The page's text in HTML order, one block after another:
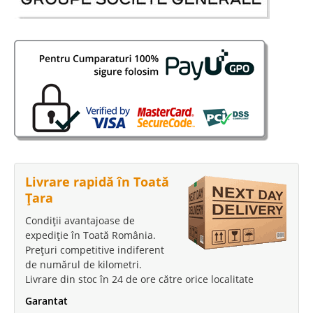
Stoc Epuizat - Indisponibil
Canapea moderna de lux catifea
verde Serra Gold
Canapele de lux moderne catifea verde - Serra Gold ⭐ Canapele originale
Istikbal Turcia Linia de canapele si fotolii de lux Serra se remarca prin
armonia culorilor stilul elegant modern confort si calitate. Daca in
amenajarea livingului cautati o canap..
Livrare rapidă în Toată
Țara
Condiții avantajoase de
expediție în Toată România.
Prețuri competitive indiferent
de numărul de kilometri.
Livrare din stoc în 24 de ore către orice localitate
Garantat